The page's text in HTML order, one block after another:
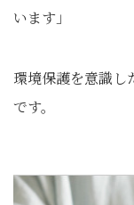
います」
環境保護を意識し
です。